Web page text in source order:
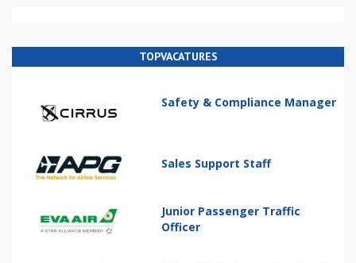
TOPVACATURES
Safety & Compliance Manager
Sales Support Staff
Junior Passenger Traffic
Officer